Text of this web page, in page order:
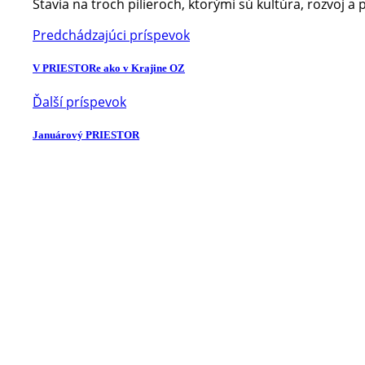
Stavia na troch pilieroch, ktorými sú kultúra, rozvoj a
Predchádzajúci príspevok
V PRIESTORe ako v Krajine OZ
Ďalší príspevok
Januárový PRIESTOR